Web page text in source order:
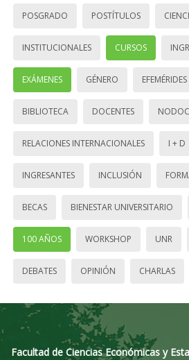
POSGRADO POSTÍTULOS
INSTITUCIONALES CURSOS
EXÁMENES GÉNERO EFEMÉRIDES
BIBLIOTECA DOCENTES
RELACIONES INTERNACIONALES I + D
INGRESANTES INCLUSIÓN
BECAS BIENESTAR UNIVERSITARIO
100 AÑOS WORKSHOP UNR
DEBATES OPINIÓN CHARLAS
Facultad de Ciencias Económicas y